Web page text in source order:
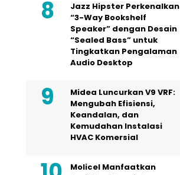
Jazz Hipster Perkenalkan
“3-Way Bookshelf
Speaker” dengan Desain
“Sealed Bass” untuk
Tingkatkan Pengalaman
Audio Desktop
Midea Luncurkan V9 VRF:
Mengubah Efisiensi,
Keandalan, dan
Kemudahan Instalasi
HVAC Komersial
Molicel Manfaatkan